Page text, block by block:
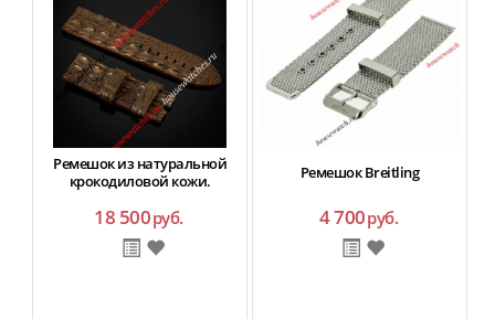
Ремешок из натуральной
крокодиловой кожи.
18 500руб.
Ремешок Breitling
4 700руб.